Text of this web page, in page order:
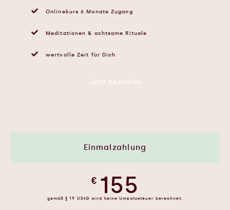
Onlinekurs 6 Monate Zugang
Meditationen & achtsame Rituale
wertvolle Zeit für Dich
Jetzt bestellen
Einmalzahlung
€ 155
gemäß § 19 UStG wird keine Umsatzsteuer berechnet.